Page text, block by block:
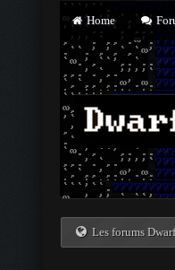
Home
Les forums